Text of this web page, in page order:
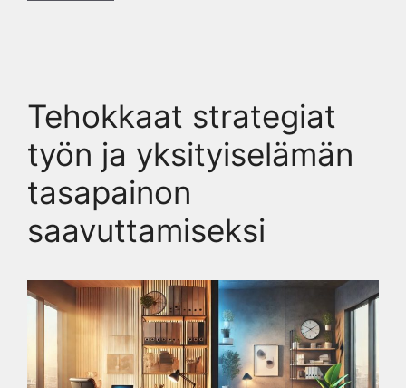
Tehokkaat strategiat
työn ja yksityiselämän
tasapainon
saavuttamiseksi